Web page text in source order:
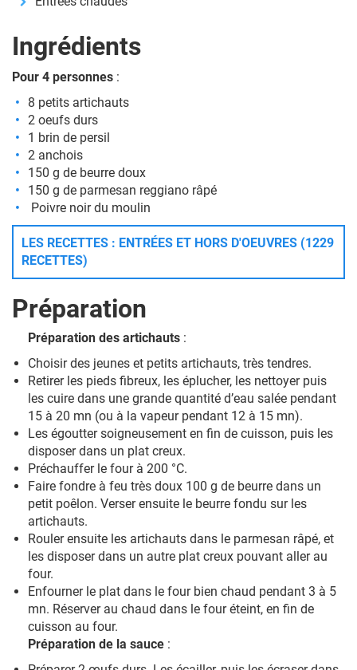
Ingrédients
Pour 4 personnes :
8 petits artichauts
2 oeufs durs
1 brin de persil
2 anchois
150 g de beurre doux
150 g de parmesan reggiano râpé
Poivre noir du moulin
LES RECETTES : ENTRÉES ET HORS D'OEUVRES (1229
RECETTES)
Préparation
Préparation des artichauts :
Choisir des jeunes et petits artichauts, très tendres.
Retirer les pieds fibreux, les éplucher, les nettoyer puis
les cuire dans une grande quantité d’eau salée pendant
15 à 20 mn (ou à la vapeur pendant 12 à 15 mn).
Les égoutter soigneusement en fin de cuisson, puis les
disposer dans un plat creux.
Préchauffer le four à 200 °C.
Faire fondre à feu très doux 100 g de beurre dans un
petit poêlon. Verser ensuite le beurre fondu sur les
artichauts.
Rouler ensuite les artichauts dans le parmesan râpé, et
les disposer dans un autre plat creux pouvant aller au
four.
Enfourner le plat dans le four bien chaud pendant 3 à 5
mn. Réserver au chaud dans le four éteint, en fin de
cuisson au four.
Préparation de la sauce :